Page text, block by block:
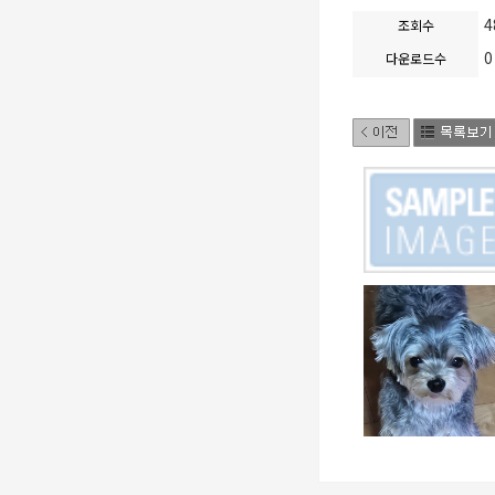
조회수
다운로드수 0